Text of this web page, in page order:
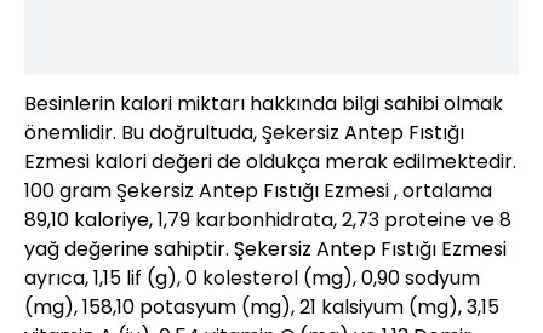
Besinlerin kalori miktarı hakkında bilgi sahibi olmak
önemlidir. Bu doğrultuda, Şekersiz Antep Fıstığı
Ezmesi kalori değeri de oldukça merak edilmektedir.
100 gram Şekersiz Antep Fıstığı Ezmesi , ortalama
89,10 kaloriye, 1,79 karbonhidrata, 2,73 proteine ve 8
yağ değerine sahiptir. Şekersiz Antep Fıstığı Ezmesi
ayrıca, 1,15 lif (g), 0 kolesterol (mg), 0,90 sodyum
(mg), 158,10 potasyum (mg), 21 kalsiyum (mg), 3,15